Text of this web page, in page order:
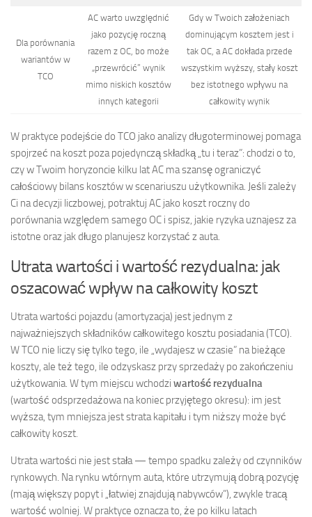
Dla porównania
wariantów w
TCO
AC warto uwzględnić
jako pozycję roczną
razem z OC, bo może
„przewrócić” wynik
mimo niskich kosztów
innych kategorii
Gdy w Twoich założeniach
dominującym kosztem jest i
tak OC, a AC dokłada przede
wszystkim wyższy, stały koszt
bez istotnego wpływu na
całkowity wynik
W praktyce podejście do TCO jako analizy długoterminowej pomaga
spojrzeć na koszt poza pojedynczą składką „tu i teraz”: chodzi o to,
czy w Twoim horyzoncie kilku lat AC ma szansę ograniczyć
całościowy bilans kosztów w scenariuszu użytkownika. Jeśli zależy
Ci na decyzji liczbowej, potraktuj AC jako koszt roczny do
porównania względem samego OC i spisz, jakie ryzyka uznajesz za
istotne oraz jak długo planujesz korzystać z auta.
Utrata wartości i wartość rezydualna: jak
oszacować wpływ na całkowity koszt
Utrata wartości pojazdu (amortyzacja) jest jednym z
najważniejszych składników całkowitego kosztu posiadania (TCO).
W TCO nie liczy się tylko tego, ile „wydajesz w czasie” na bieżące
koszty, ale też tego, ile odzyskasz przy sprzedaży po zakończeniu
użytkowania. W tym miejscu wchodzi wartość rezydualna
(wartość odsprzedażowa na koniec przyjętego okresu): im jest
wyższa, tym mniejsza jest strata kapitału i tym niższy może być
całkowity koszt.
Utrata wartości nie jest stała — tempo spadku zależy od czynników
rynkowych. Na rynku wtórnym auta, które utrzymują dobrą pozycję
(mają większy popyt i „łatwiej znajdują nabywców”), zwykle tracą
wartość wolniej. W praktyce oznacza to, że po kilku latach